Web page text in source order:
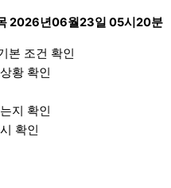
2026년06월23일 05시20분
본 조건 확인
황 확인
지 확인
확인